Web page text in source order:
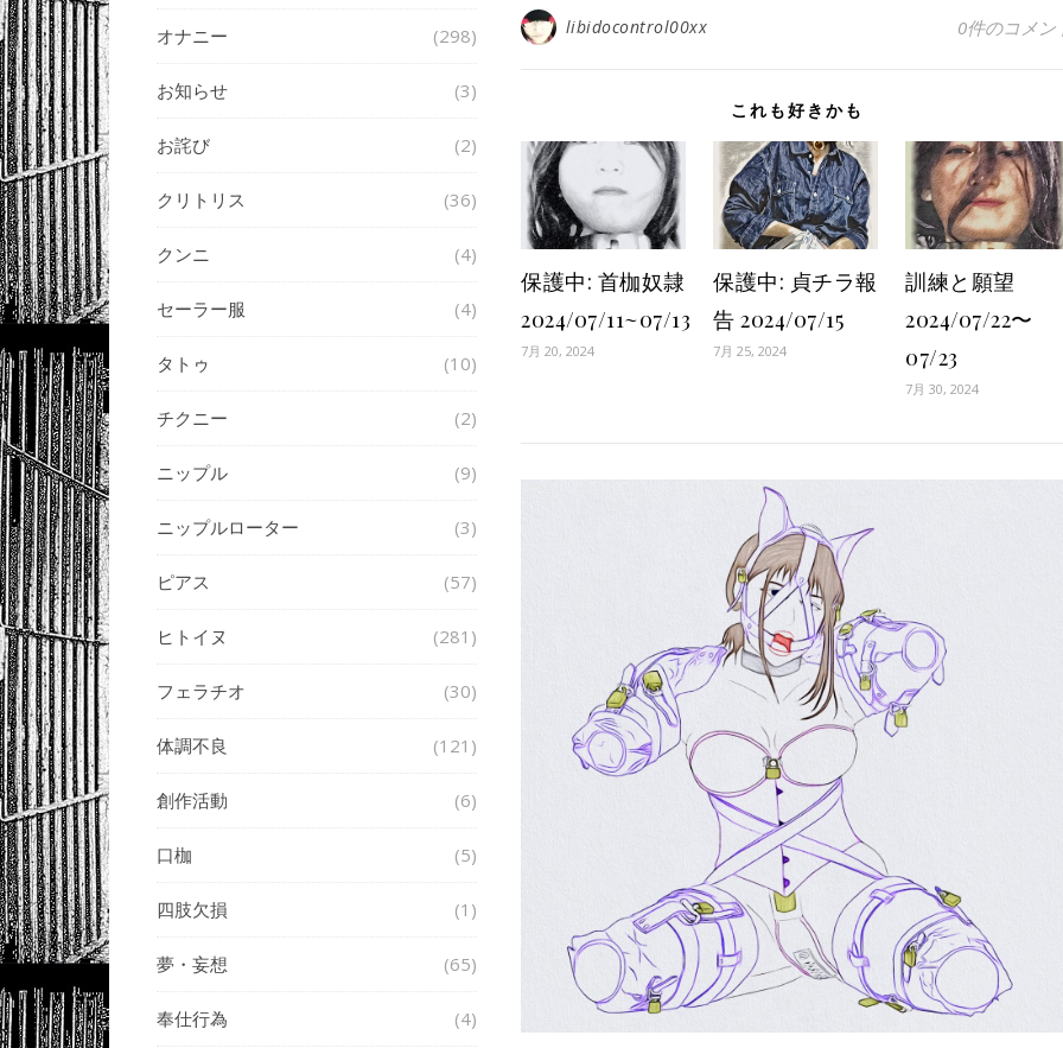
オナニー (298)
お知らせ (3)
お詫び (2)
クリトリス (36)
クンニ (4)
セーラー服 (4)
タトゥ (10)
チクニー (2)
ニップル (9)
ニップルローター (3)
ピアス (57)
ヒトイヌ (281)
フェラチオ (30)
体調不良 (121)
創作活動 (6)
口枷 (5)
四肢欠損 (1)
夢・妄想 (65)
奉仕行為 (4)
libidocontrol00xx 0件のコメン
これも好きかも
保護中: 首枷奴隷
2024/07/11~07/13
7月 20, 2024
保護中: 貞チラ報
告 2024/07/15
7月 25, 2024
訓練と願望
2024/07/22〜
07/23
7月 30, 2024